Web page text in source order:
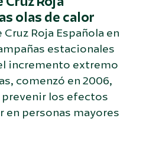
olas de calor
Roja Española en
estacionales
incremento extremo
comenzó en 2006,
los efectos
en personas mayores